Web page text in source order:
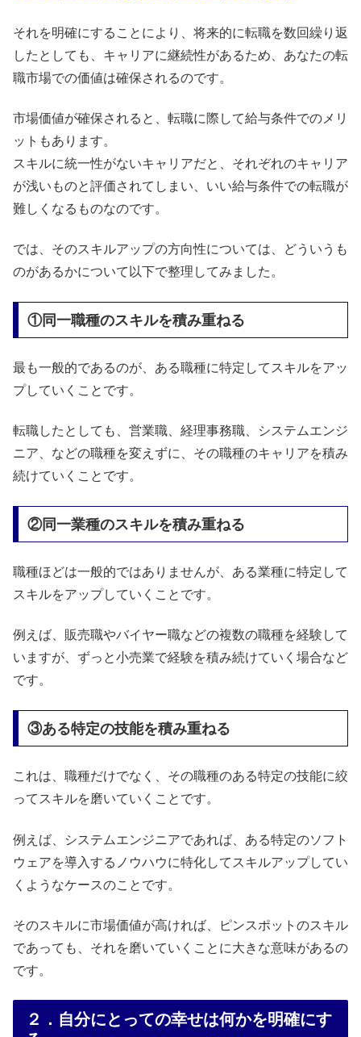
それを明確にすることにより、将来的に転職を数回繰り返
したとしても、キャリアに継続性があるため、あなたの転
職市場での価値は確保されるのです。
市場価値が確保されると、転職に際して給与条件でのメリ
ットもあります。
スキルに統一性がないキャリアだと、それぞれのキャリア
が浅いものと評価されてしまい、いい給与条件での転職が
難しくなるものなのです。
では、そのスキルアップの方向性については、どういうも
のがあるかについて以下で整理してみました。
①同一職種のスキルを積み重ねる
最も一般的であるのが、ある職種に特定してスキルをアッ
プしていくことです。
転職したとしても、営業職、経理事務職、システムエンジ
ニア、などの職種を変えずに、その職種のキャリアを積み
続けていくことです。
②同一業種のスキルを積み重ねる
職種ほどは一般的ではありませんが、ある業種に特定して
スキルをアップしていくことです。
例えば、販売職やバイヤー職などの複数の職種を経験して
いますが、ずっと小売業で経験を積み続けていく場合など
です。
③ある特定の技能を積み重ねる
これは、職種だけでなく、その職種のある特定の技能に絞
ってスキルを磨いていくことです。
例えば、システムエンジニアであれば、ある特定のソフト
ウェアを導入するノウハウに特化してスキルアップしてい
くようなケースのことです。
そのスキルに市場価値が高ければ、ピンスポットのスキル
であっても、それを磨いていくことに大きな意味があるの
です。
２．自分にとっての幸せは何かを明確にす